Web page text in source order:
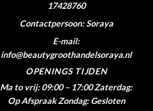
17428760
Contactpersoon: Soraya
E-mail:
info@beautygroothandelsoraya.nl
OPENINGS TIJDEN
Ma to vrij: 09:00 – 17:00 Zaterdag:
Op Afspraak Zondag: Gesloten